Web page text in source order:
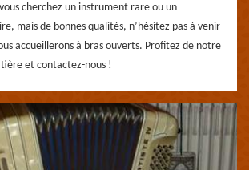
cherchez un instrument rare ou un
mais de bonnes qualités, n’hésitez pas à venir
accueillerons à bras ouverts. Profitez de notre
et contactez-nous !